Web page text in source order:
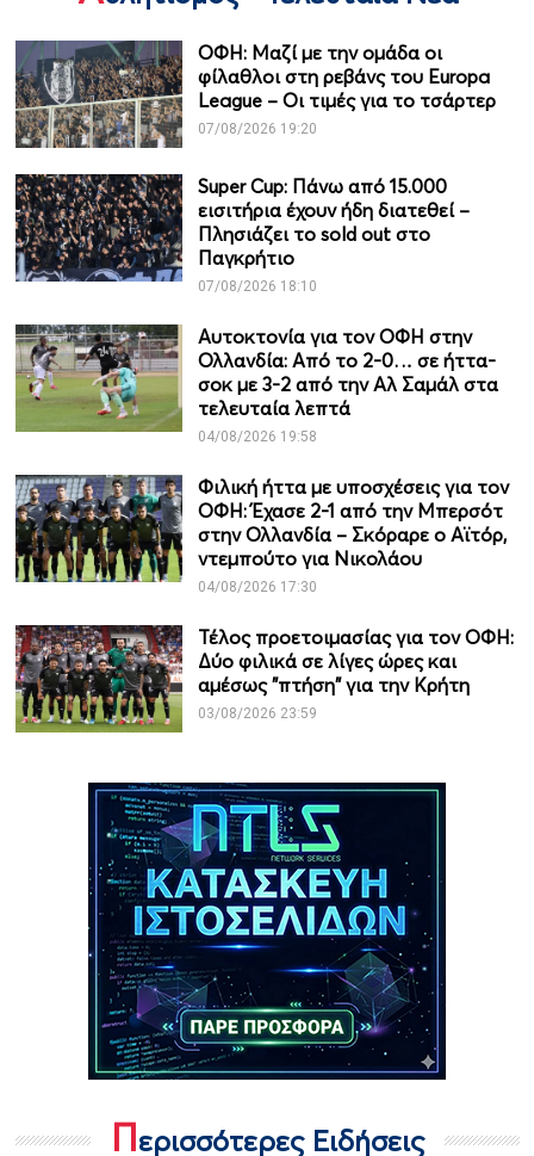
ΟΦΗ: Μαζί με την ομάδα οι
φίλαθλοι στη ρεβάνς του Europa
League – Οι τιμές για το τσάρτερ
07/08/2026 19:20
Super Cup: Πάνω από 15.000
εισιτήρια έχουν ήδη διατεθεί –
Πλησιάζει το sold out στο
Παγκρήτιο
07/08/2026 18:10
Αυτοκτονία για τον ΟΦΗ στην
Ολλανδία: Από το 2-0… σε ήττα-
σοκ με 3-2 από την Αλ Σαμάλ στα
τελευταία λεπτά
04/08/2026 19:58
Φιλική ήττα με υποσχέσεις για τον
ΟΦΗ: Έχασε 2-1 από την Μπερσότ
στην Ολλανδία – Σκόραρε ο Αϊτόρ,
ντεμπούτο για Νικολάου
04/08/2026 17:30
Τέλος προετοιμασίας για τον ΟΦΗ:
Δύο φιλικά σε λίγες ώρες και
αμέσως "πτήση" για την Κρήτη
03/08/2026 23:59
Περισσότερες Ειδήσεις